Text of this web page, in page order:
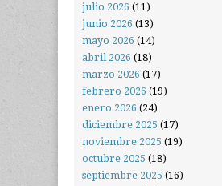
julio 2026 (11)
junio 2026 (13)
mayo 2026 (14)
abril 2026 (18)
marzo 2026 (17)
febrero 2026 (19)
enero 2026 (24)
diciembre 2025 (17)
noviembre 2025 (19)
octubre 2025 (18)
septiembre 2025 (16)